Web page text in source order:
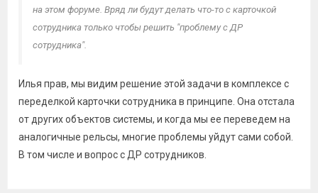
на этом форуме. Вряд ли будут делать что-то с карточкой
сотрудника только чтобы решить "проблему с ДР
сотрудника".
Илья прав, мы видим решение этой задачи в комплексе с
переделкой карточки сотрудника в принципе. Она отстала
от других объектов системы, и когда мы ее переведем на
аналогичные рельсы, многие проблемы уйдут сами собой.
В том числе и вопрос с ДР сотрудников.